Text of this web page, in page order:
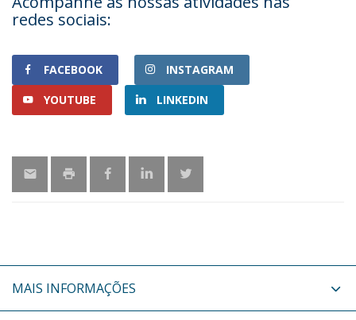
redes sociais:
FACEBOOK
INSTAGRAM
YOUTUBE
LINKEDIN
MAIS INFORMAÇÕES